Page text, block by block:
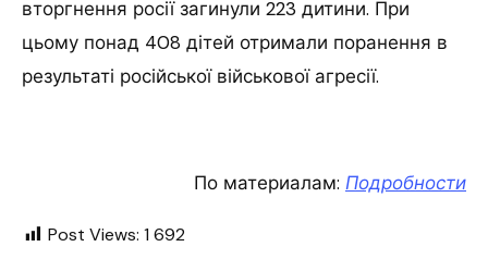
вторгнення росії загинули 223 дитини. При
цьому понад 408 дітей отримали поранення в
результаті російської військової агресії.
По материалам: Подробности
Post Views: 1 692